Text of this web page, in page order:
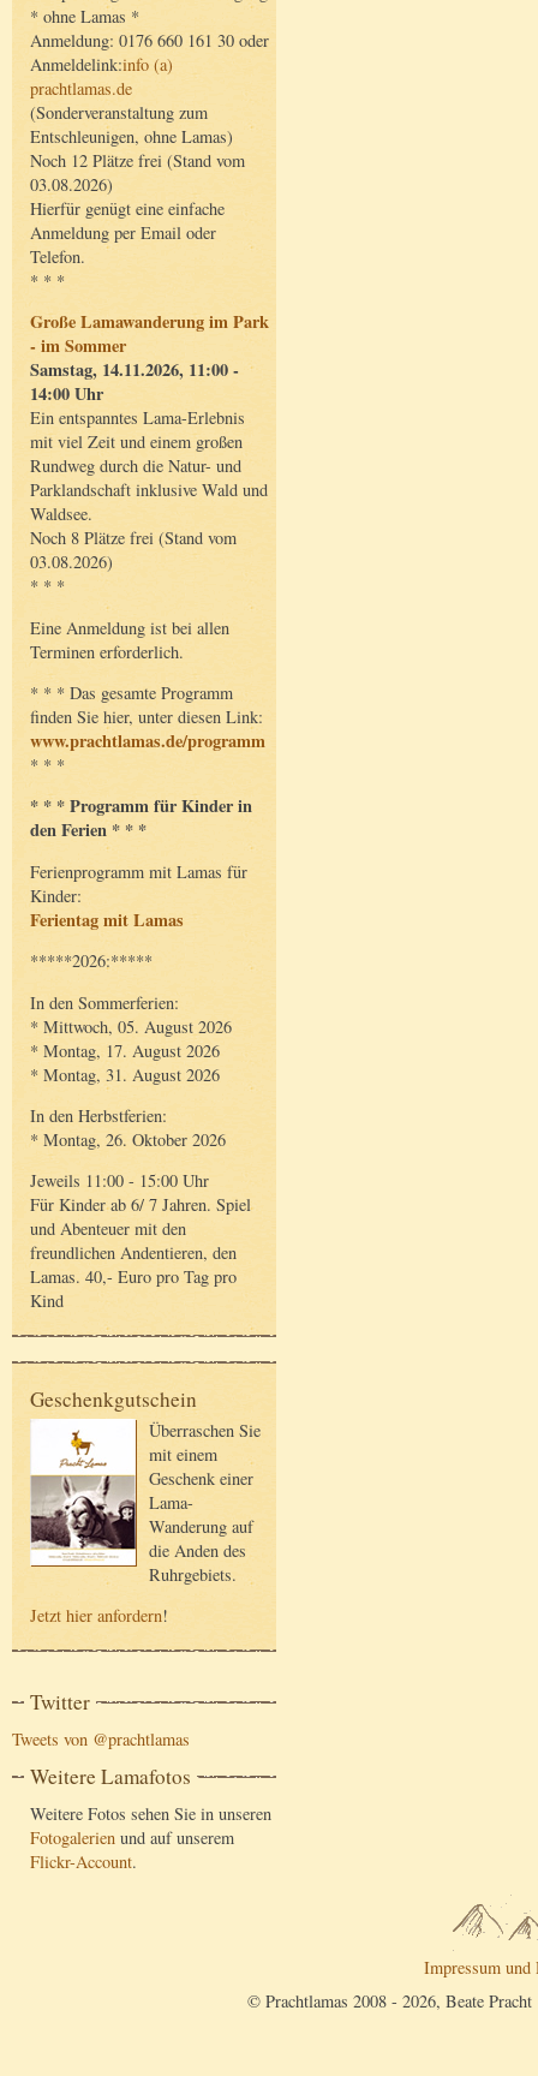
* ohne Lamas *
Anmeldung: 0176 660 161 30 oder
Anmeldelink:info (a)
prachtlamas.de
(Sonderveranstaltung zum
Entschleunigen, ohne Lamas)
Noch 12 Plätze frei (Stand vom
03.08.2026)
Hierfür genügt eine einfache
Anmeldung per Email oder
Telefon.
* * *
Große Lamawanderung im Park
- im Sommer
Samstag, 14.11.2026, 11:00 -
14:00 Uhr
Ein entspanntes Lama-Erlebnis
mit viel Zeit und einem großen
Rundweg durch die Natur- und
Parklandschaft inklusive Wald und
Waldsee.
Noch 8 Plätze frei (Stand vom
03.08.2026)
* * *
Eine Anmeldung ist bei allen
Terminen erforderlich.
* * * Das gesamte Programm
finden Sie hier, unter diesen Link:
www.prachtlamas.de/programm
* * *
* * * Programm für Kinder in
den Ferien * * *
Ferienprogramm mit Lamas für
Kinder:
Ferientag mit Lamas
*****2026:*****
In den Sommerferien:
* Mittwoch, 05. August 2026
* Montag, 17. August 2026
* Montag, 31. August 2026
In den Herbstferien:
* Montag, 26. Oktober 2026
Jeweils 11:00 - 15:00 Uhr
Für Kinder ab 6/ 7 Jahren. Spiel
und Abenteuer mit den
freundlichen Andentieren, den
Lamas. 40,- Euro pro Tag pro
Kind
Geschenkgutschein
Überraschen Sie
mit einem
Geschenk einer
Lama-
Wanderung auf
die Anden des
Ruhrgebiets.
Jetzt hier anfordern!
Twitter
Tweets von @prachtlamas
Weitere Lamafotos
Weitere Fotos sehen Sie in unseren
Fotogalerien und auf unserem
Flickr-Account.
Impressum und
© Prachtlamas 2008 - 2026, Beate Pracht